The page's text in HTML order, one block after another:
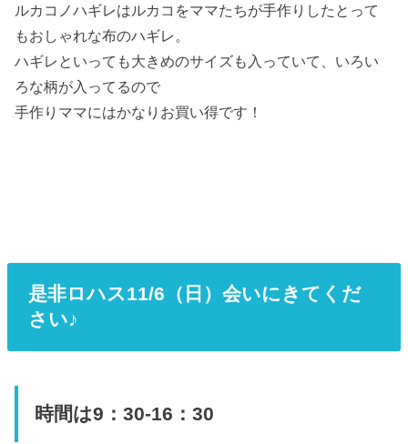
ルカコノハギレはルカコをママたちが手作りしたとって
もおしゃれな布のハギレ。
ハギレといっても大きめのサイズも入っていて、いろい
ろな柄が入ってるので
手作りママにはかなりお買い得です！
是非ロハス11/6（日）会いにきてくだ
さい♪
時間は9：30-16：30